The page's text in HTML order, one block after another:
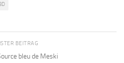
BEITRAG
bleu de Meski